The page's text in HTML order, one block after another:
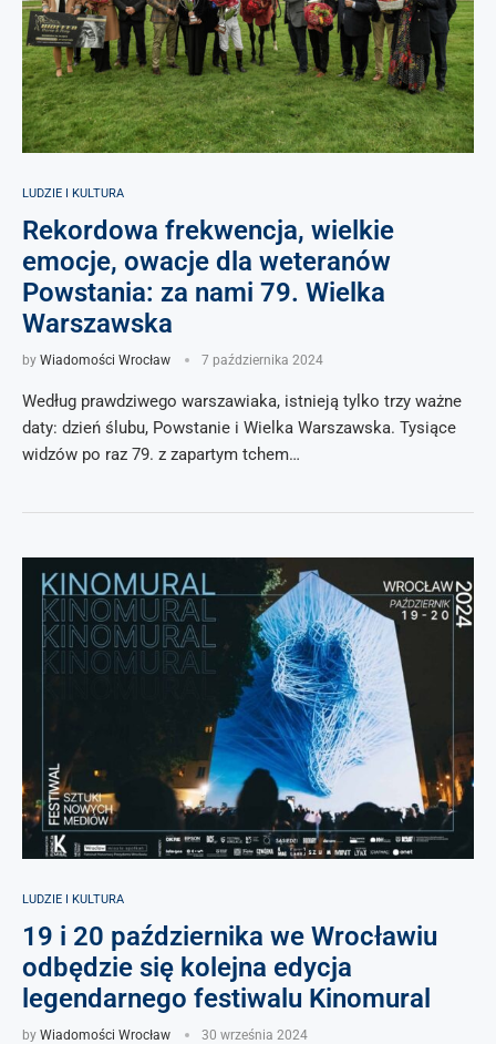
LUDZIE I KULTURA
Rekordowa frekwencja, wielkie
emocje, owacje dla weteranów
Powstania: za nami 79. Wielka
Warszawska
by Wiadomości Wrocław 7 października 2024
Według prawdziwego warszawiaka, istnieją tylko trzy ważne
daty: dzień ślubu, Powstanie i Wielka Warszawska. Tysiące
widzów po raz 79. z zapartym tchem…
LUDZIE I KULTURA
19 i 20 października we Wrocławiu
odbędzie się kolejna edycja
legendarnego festiwalu Kinomural
by Wiadomości Wrocław 30 września 2024